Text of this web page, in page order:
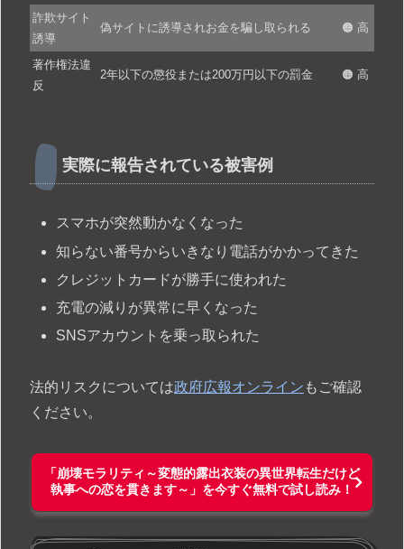
詐欺サイト
誘導
偽サイトに誘導されお金を騙し取られる 🟠 高
著作権法違
反
2年以下の懲役または200万円以下の罰金 🟠 高
実際に報告されている被害例
スマホが突然動かなくなった
知らない番号からいきなり電話がかかってきた
クレジットカードが勝手に使われた
充電の減りが異常に早くなった
SNSアカウントを乗っ取られた
法的リスクについては政府広報オンライン もご確認
ください。
「崩壊モラリティ～変態的露出衣装の異世界転生だけど
執事への恋を貫きます～」を今すぐ無料で試し読み！